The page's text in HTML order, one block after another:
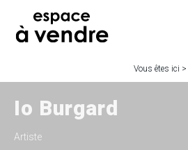
Vous êtes ici >
Io Burgard
Artiste